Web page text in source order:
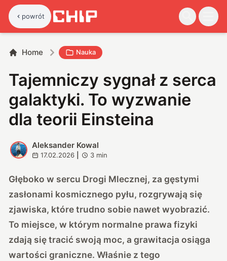
powrót
Home Nauka
Tajemniczy sygnał z serca
galaktyki. To wyzwanie
dla teorii Einsteina
A
Aleksander Kowal
17.02.2026 3 min
Głęboko w sercu Drogi Mlecznej, za gęstymi
zasłonami kosmicznego pyłu, rozgrywają się
zjawiska, które trudno sobie nawet wyobrazić.
To miejsce, w którym normalne prawa fizyki
zdają się tracić swoją moc, a grawitacja osiąga
wartości graniczne. Właśnie z tego